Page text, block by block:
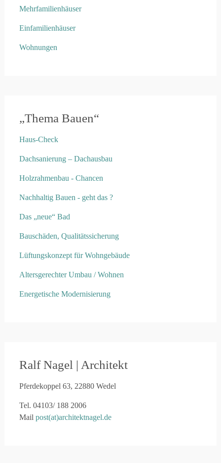
Mehrfamilienhäuser
Einfamilienhäuser
Wohnungen
„Thema Bauen“
Haus-Check
Dachsanierung – Dachausbau
Holzrahmenbau - Chancen
Nachhaltig Bauen - geht das ?
Das „neue“ Bad
Bauschäden, Qualitätssicherung
Lüftungskonzept für Wohngebäude
Altersgerechter Umbau / Wohnen
Energetische Modernisierung
Ralf Nagel | Architekt
Pferdekoppel 63, 22880 Wedel
Tel. 04103/ 188 2006
Mail post(at)architektnagel.de